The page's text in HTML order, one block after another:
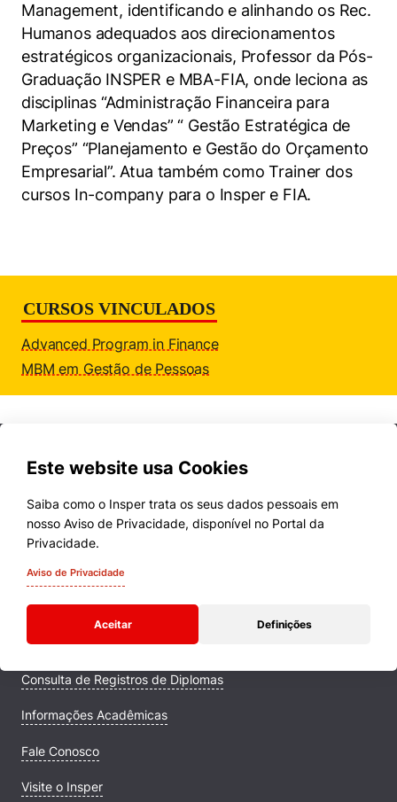
Políticas Públicas
Sustentabilidade
Tecnologia e Dados
Management, identificando e alinhando os Rec.
Humanos adequados aos direcionamentos
estratégicos organizacionais, Professor da Pós-
Graduação INSPER e MBA-FIA, onde leciona as
disciplinas “Administração Financeira para
Marketing e Vendas” “ Gestão Estratégica de
Preços” “Planejamento e Gestão do Orçamento
Empresarial”. Atua também como Trainer dos
cursos In-company para o Insper e FIA.
CURSOS VINCULADOS
Advanced Program in Finance
MBM em Gestão de Pessoas
Este website usa Cookies
Saiba como o Insper trata os seus dados pessoais em
nosso Aviso de Privacidade, disponível no Portal da
Privacidade.
Aviso de Privacidade
Aceitar Definições
Cursos
Quem Somos
Comunidade Transforme
Campus
Consulta de Registros de Diplomas
Informações Acadêmicas
Fale Conosco
Visite o Insper